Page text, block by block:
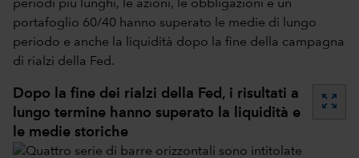
periodi più lunghi, le azioni, le obbligazioni e un
portafoglio 60/40 hanno superato le medie di lungo
periodo e anche la liquidità dopo la fine della campagna
di rialzi della Fed.
Dopo la fine dei rialzi della Fed, i risultati a
lungo termine hanno superato la liquidità e
le medie storiche
zoom_out_map